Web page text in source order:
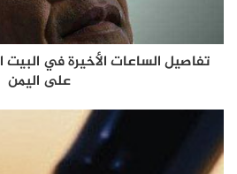
تفاصيل الساعات الأخيرة في البيت
على اليمن